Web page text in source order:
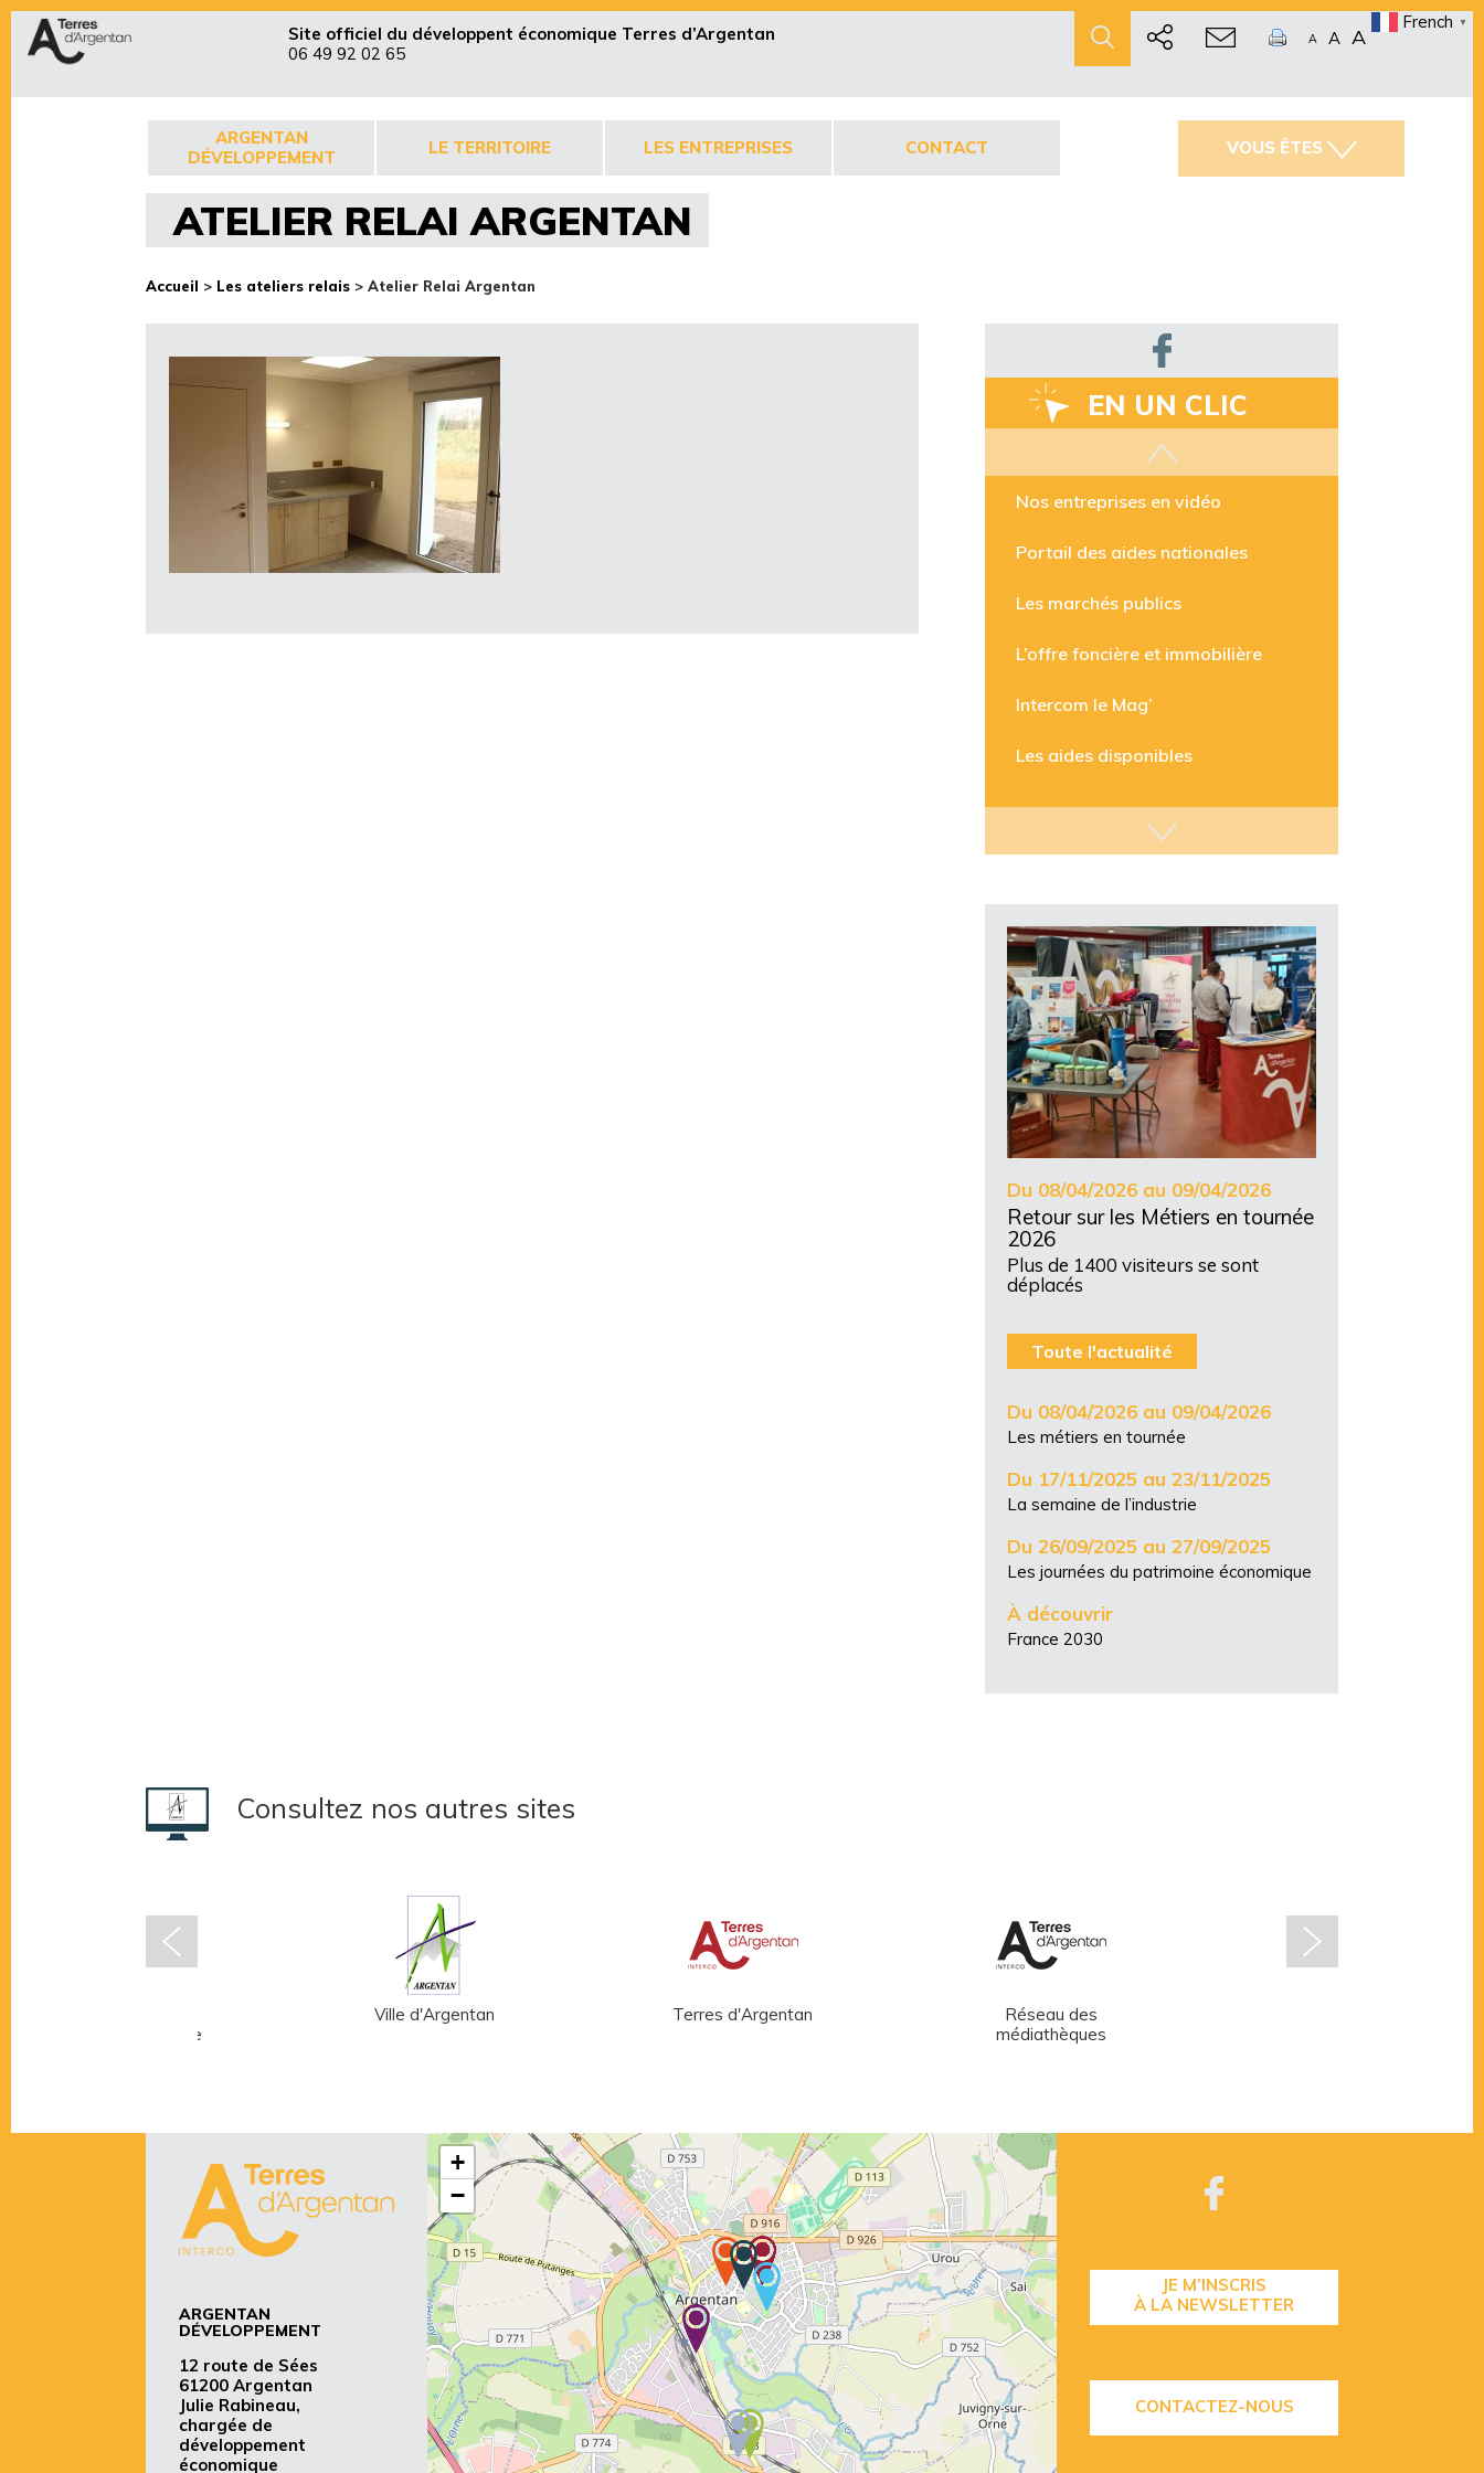
Site officiel du développent économique Terres d’Argentan
06 49 92 02 65
A A A
French ▼
ARGENTAN
DÉVELOPPEMENT
LE TERRITOIRE LES ENTREPRISES CONTACT VOUS ÊTES
ATELIER RELAI ARGENTAN
Accueil > Les ateliers relais > Atelier Relai Argentan
EN UN CLIC
Les aides disponibles
Nos entreprises en vidéo
Portail des aides nationales
Les marchés publics
L’offre foncière et immobilière
Intercom le Mag’
Du 08/04/2026 au 09/04/2026
Retour sur les Métiers en tournée
2026
Plus de 1400 visiteurs se sont
déplacés
Toute l'actualité
Du 08/04/2026 au 09/04/2026
Les métiers en tournée
Du 17/11/2025 au 23/11/2025
La semaine de l’industrie
Du 26/09/2025 au 27/09/2025
Les journées du patrimoine économique
À découvrir
France 2030
Consultez nos autres sites
Léger - André Mare
Ville d'Argentan Terres d'Argentan
Réseau des
médiathèques
ARGENTAN
DÉVELOPPEMENT
12 route de Sées
61200 Argentan
Julie Rabineau,
chargée de
développement
économique
+
−
JE M’INSCRIS
À LA NEWSLETTER
CONTACTEZ-NOUS